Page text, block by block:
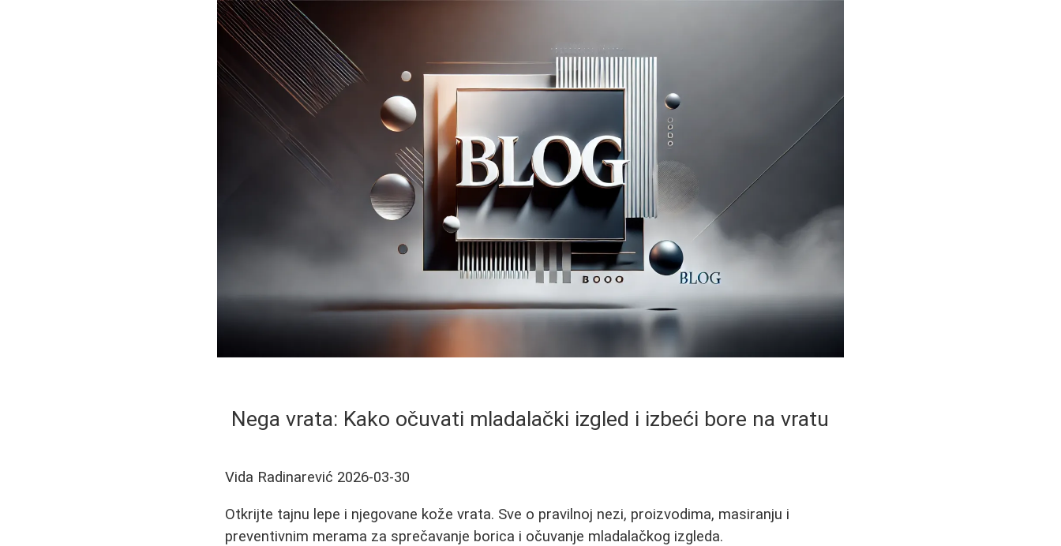
Nega vrata: Kako očuvati mladalački izgled i izbeći bore na vratu
Vida Radinarević 2026-03-30
Otkrijte tajnu lepe i njegovane kože vrata. Sve o pravilnoj nezi, proizvodima, masiranju i
preventivnim merama za sprečavanje borica i očuvanje mladalačkog izgleda.